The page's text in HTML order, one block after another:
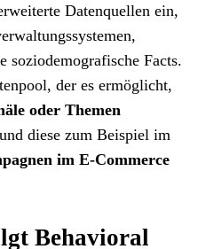
Datenquellen ein,
soziodemografische Facts.
der es ermöglicht,
oder Themen
und diese zum Beispiel im
im E-Commerce
Behavioral